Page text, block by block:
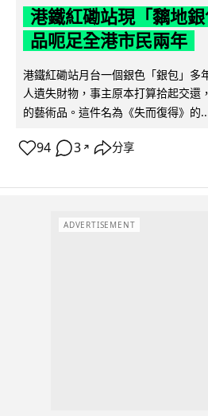
港鐵紅磡站現「黐地
品呃足全港市民兩年
港鐵紅磡站月台一個銀色「銀包」多
人遺失財物，事主原本打算拾起交還
的藝術品。這件名為《失而復得》的
94 3 ↗ 分享
ADVERTISEMENT